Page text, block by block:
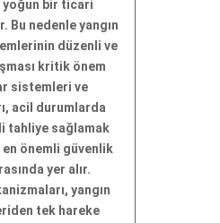
bir ticari
Bu nedenle yangın
düzenli ve
kritik önem
sistemleri ve
acil durumlarda
tahliye sağlamak
en önemli güvenlik
yer alır.
yangın
tek hareke